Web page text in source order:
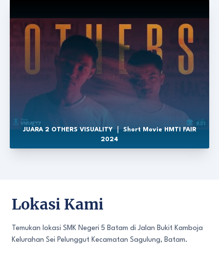
JUARA 2 OTHERS VISUALITY ｜ Short Movie HMTI FAIR
2024
Lokasi Kami
Temukan lokasi SMK Negeri 5 Batam di Jalan Bukit Kamboja
Kelurahan Sei Pelunggut Kecamatan Sagulung, Batam.